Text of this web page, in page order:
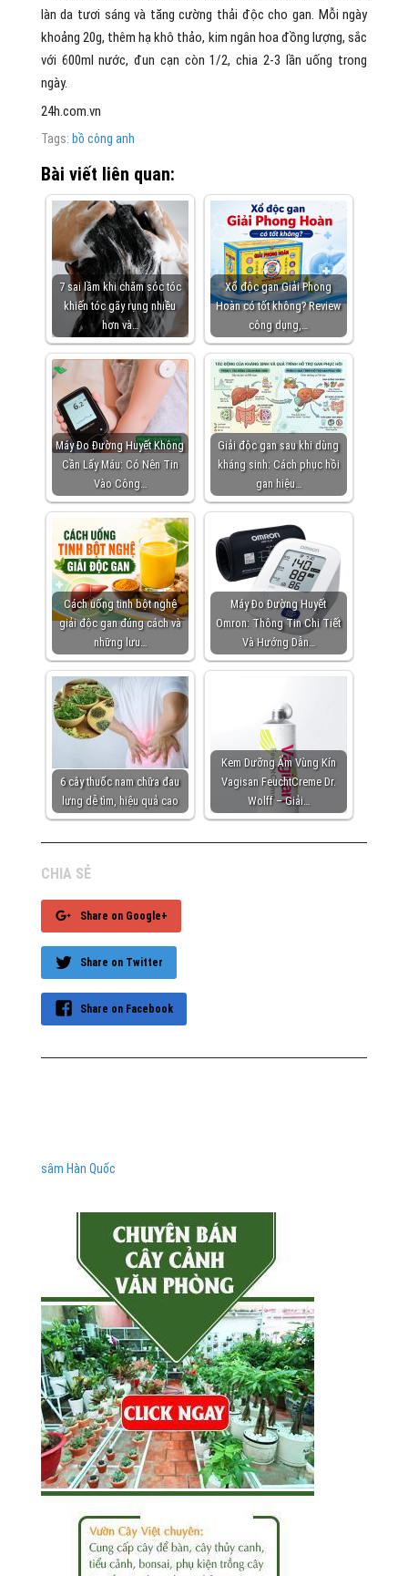
làn da tươi sáng và tăng cường thải độc cho gan. Mỗi ngày
khoảng 20g, thêm hạ khô thảo, kim ngân hoa đồng lượng, sắc
với 600ml nước, đun cạn còn 1/2, chia 2-3 lần uống trong
ngày.
24h.com.vn
Tags: bồ công anh
Bài viết liên quan:
7 sai lầm khi chăm sóc tóc
khiến tóc gãy rụng nhiều
hơn và…
Xổ độc gan Giải Phong
Hoàn có tốt không? Review
công dụng,…
Máy Đo Đường Huyết Không
Cần Lấy Máu: Có Nên Tin
Vào Công…
Giải độc gan sau khi dùng
kháng sinh: Cách phục hồi
gan hiệu…
Cách uống tinh bột nghệ
giải độc gan đúng cách và
những lưu…
Máy Đo Đường Huyết
Omron: Thông Tin Chi Tiết
Và Hướng Dẫn…
6 cây thuốc nam chữa đau
lưng dễ tìm, hiệu quả cao
Kem Dưỡng Ẩm Vùng Kín
Vagisan FeuchtCreme Dr.
Wolff – Giải…
CHIA SẺ
Share on Google+
Share on Twitter
Share on Facebook
sâm Hàn Quốc